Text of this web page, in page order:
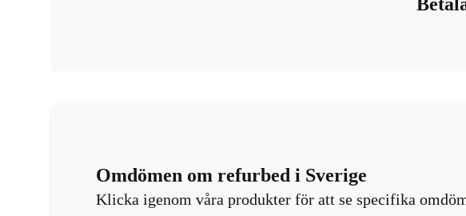
Omdömen om refurbed i Sverige
Klicka igenom våra produkter för att se specifika